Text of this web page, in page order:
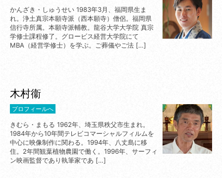
かんざき・しゅうせい 1983年3月、福岡県生ま
れ。浄土真宗本願寺派（西本願寺）僧侶。福岡県
信行寺所属。本願寺派輔教。龍谷大学大学院 真宗
学修士課程修了。グロービス経営大学院にて
MBA（経営学修士）を学ぶ。ご葬儀やご法 […]
木村衞
きむら・まもる 1962年、埼玉県秩父市生まれ。
1984年から10年間テレビコマーシャルフィルムを
中心に映像制作に関わる。1994年、八丈島に移
住。2年間観葉植物農園で働く。1996年、サーフィ
ン映画監督であり執筆家であ […]
プロフィールへ